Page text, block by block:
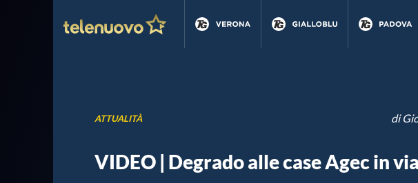
ATTUALITÀ di
VIDEO | Degrado alle case Agec in